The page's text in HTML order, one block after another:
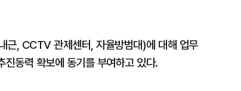
근, CCTV 관제센터, 자율방범대)에 대해 업무
동력 확보에 동기를 부여하고 있다.